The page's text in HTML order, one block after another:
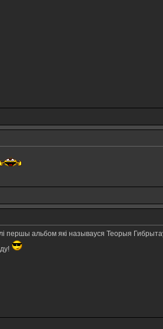
першы альбом якi называуся Теорыя